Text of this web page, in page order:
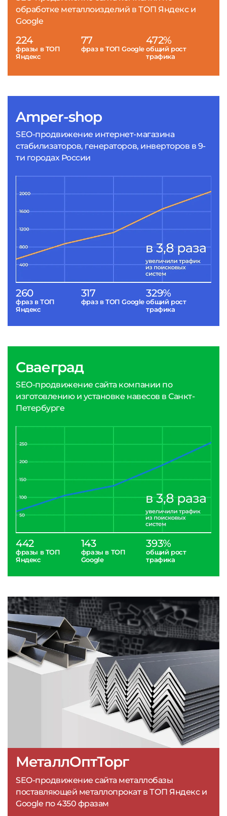
Amper-shop
SEO-продвижение интернет-магазина
стабилизаторов, генераторов, инверторов в 9-
ти городах России
260
фраз в ТОП
Яндекс
317
фраз в ТОП Google
329%
общий рост
трафика
МеталлОптТорг
SEO-продвижение сайта металлобазы
поставляющей металлопрокат в ТОП Яндекс и
Google по 4350 фразам
обработке металлоизделий в ТОП Яндекс и
Google
224
фразы в ТОП
Яндекс
77
фраз в ТОП Google
472%
общий рост
трафика
Сваеград
SEO-продвижение сайта компании по
изготовлению и установке навесов в Санкт-
Петербурге
442
фразы в ТОП
Яндекс
143
фразы в ТОП
Google
393%
общий рост
трафика